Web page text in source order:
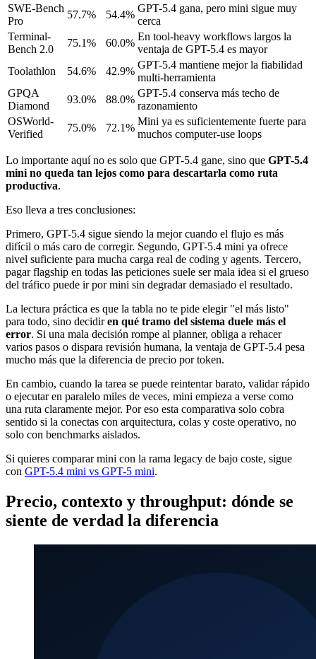
SWE-Bench
Pro
57.7% 54.4%
GPT-5.4 gana, pero mini sigue muy
cerca
Terminal-
Bench 2.0
75.1% 60.0%
En tool-heavy workflows largos la
ventaja de GPT-5.4 es mayor
Toolathlon
54.6% 42.9%
GPT-5.4 mantiene mejor la fiabilidad
multi-herramienta
GPQA
Diamond
93.0% 88.0%
GPT-5.4 conserva más techo de
razonamiento
OSWorld-
Verified
75.0% 72.1%
Mini ya es suficientemente fuerte para
muchos computer-use loops
Lo importante aquí no es solo que GPT-5.4 gane, sino que GPT-5.4
mini no queda tan lejos como para descartarla como ruta
productiva.
Eso lleva a tres conclusiones:
Primero, GPT-5.4 sigue siendo la mejor cuando el flujo es más
difícil o más caro de corregir. Segundo, GPT-5.4 mini ya ofrece
nivel suficiente para mucha carga real de coding y agents. Tercero,
pagar flagship en todas las peticiones suele ser mala idea si el grueso
del tráfico puede ir por mini sin degradar demasiado el resultado.
La lectura práctica es que la tabla no te pide elegir "el más listo"
para todo, sino decidiren qué tramo del sistema duele más el
error. Si una mala decisión rompe al planner, obliga a rehacer
varios pasos o dispara revisión humana, la ventaja de GPT-5.4 pesa
mucho más que la diferencia de precio por token.
En cambio, cuando la tarea se puede reintentar barato, validar rápido
o ejecutar en paralelo miles de veces, mini empieza a verse como
una ruta claramente mejor. Por eso esta comparativa solo cobra
sentido si la conectas con arquitectura, colas y coste operativo, no
solo con benchmarks aislados.
Si quieres comparar mini con la rama legacy de bajo coste, sigue
con GPT-5.4 mini vs GPT-5 mini.
Precio, contexto y throughput: dónde se
siente de verdad la diferencia